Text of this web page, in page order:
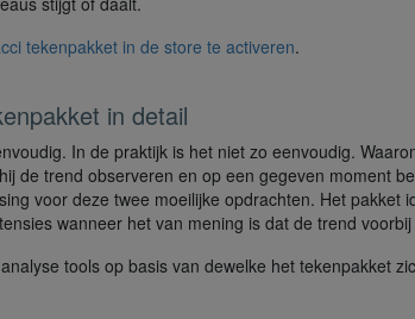
tekenpakket in de store te activeren.
in detail
In de praktijk is het niet zo eenvoudig.
de trend observeren en op een gegeven moment
voor deze twee moeilijke opdrachten. Het pakket
wanneer het van mening is dat de trend voorbij
tools op basis van dewelke het tekenpakket